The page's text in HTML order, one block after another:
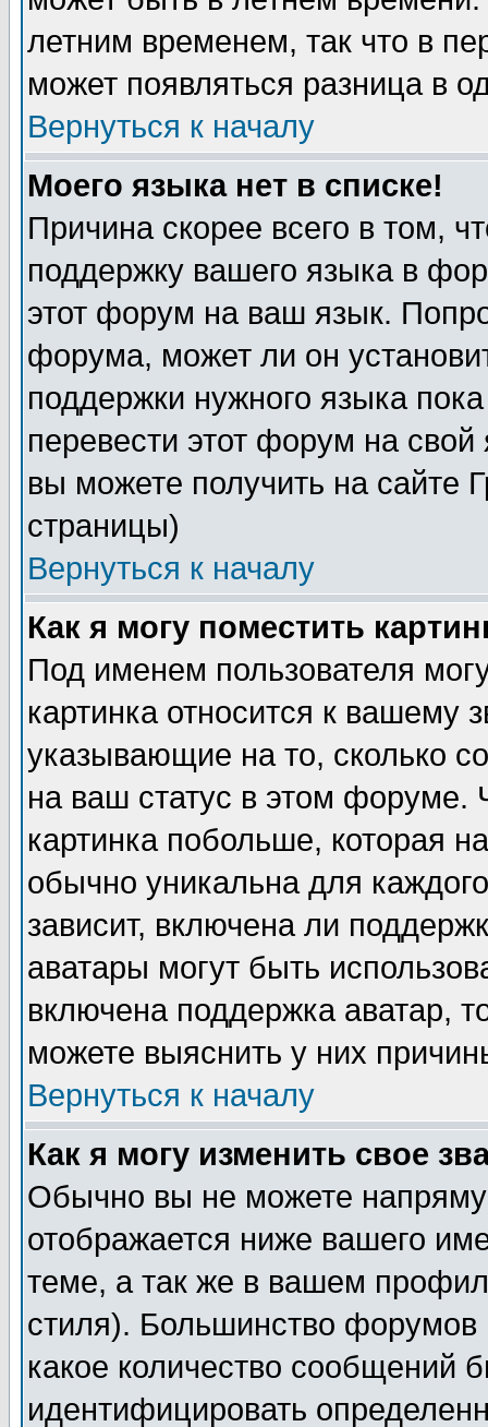
летним временем, так что в
может появляться разница в
Вернуться к началу
Моего языка нет в списке!
Причина скорее всего в том,
поддержку вашего языка в
этот форум на ваш язык.
форума, может ли он
поддержки нужного языка
перевести этот форум на
вы можете получить на сайте
страницы)
Вернуться к началу
Как я могу поместить
Под именем пользователя
картинка относится к вашему
указывающие на то, сколько
на ваш статус в этом форуме.
картинка побольше, которая
обычно уникальна для
зависит, включена ли
аватары могут быть
включена поддержка аватар,
можете выяснить у них
Вернуться к началу
Как я могу изменить свое
Обычно вы не можете
отображается ниже вашего
теме, а так же в вашем
стиля). Большинство форумов
какое количество сообщений
идентифицировать